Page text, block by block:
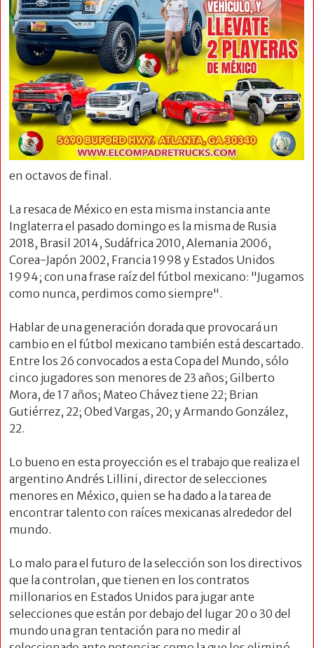
en octavos de final.
La resaca de México en esta misma instancia ante
Inglaterra el pasado domingo es la misma de Rusia
2018, Brasil 2014, Sudáfrica 2010, Alemania 2006,
Corea-Japón 2002, Francia 1998 y Estados Unidos
1994; con una frase raíz del fútbol mexicano: "Jugamos
como nunca, perdimos como siempre".
Hablar de una generación dorada que provocará un
cambio en el fútbol mexicano también está descartado.
Entre los 26 convocados a esta Copa del Mundo, sólo
cinco jugadores son menores de 23 años; Gilberto
Mora, de 17 años; Mateo Chávez tiene 22; Brian
Gutiérrez, 22; Obed Vargas, 20; y Armando González,
22.
Lo bueno en esta proyección es el trabajo que realiza el
argentino Andrés Lillini, director de selecciones
menores en México, quien se ha dado a la tarea de
encontrar talento con raíces mexicanas alrededor del
mundo.
Lo malo para el futuro de la selección son los directivos
que la controlan, que tienen en los contratos
millonarios en Estados Unidos para jugar ante
selecciones que están por debajo del lugar 20 o 30 del
mundo una gran tentación para no medir al